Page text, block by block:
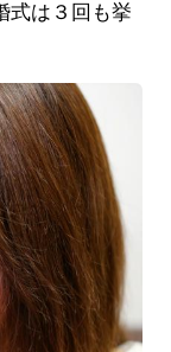
式は３回も挙